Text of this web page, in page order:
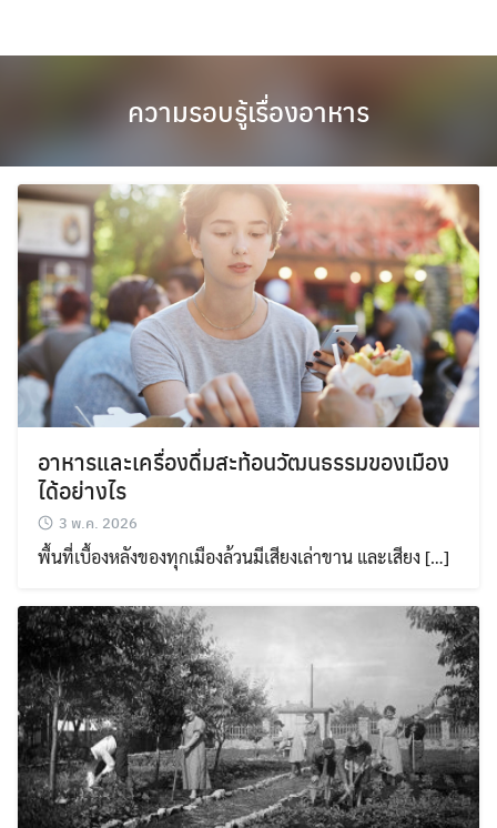
ความรอบรู้เรื่องอาหาร
อาหารและเครื่องดื่มสะท้อนวัฒนธรรมของเมือง
ได้อย่างไร
3 พ.ค. 2026
พื้นที่เบื้องหลังของทุกเมืองล้วนมีเสียงเล่าขาน และเสียง […]